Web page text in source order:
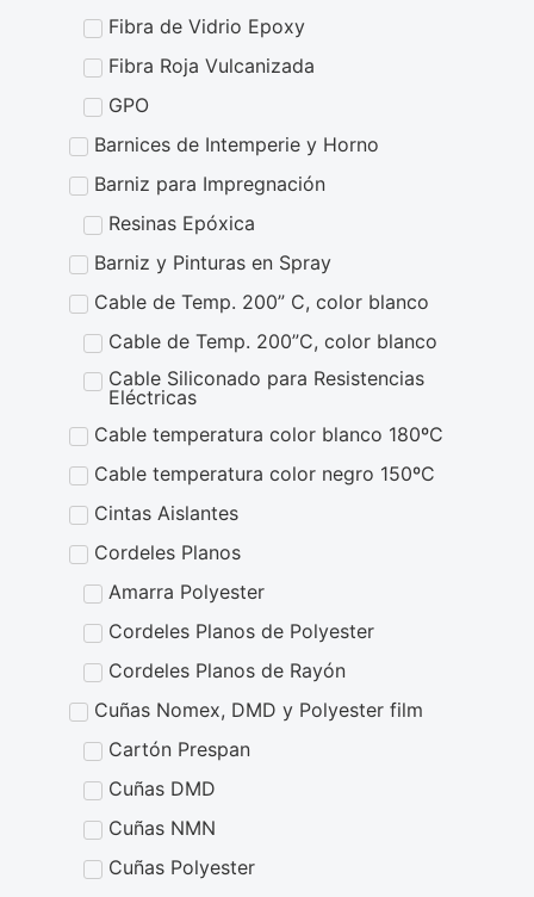
Fibra de Vidrio Epoxy
Fibra Roja Vulcanizada
GPO
Barnices de Intemperie y Horno
Barniz para Impregnación
Resinas Epóxica
Barniz y Pinturas en Spray
Cable de Temp. 200” C, color blanco
Cable de Temp. 200”C, color blanco
Cable Siliconado para Resistencias
Eléctricas
Cable temperatura color blanco 180ºC
Cable temperatura color negro 150ºC
Cintas Aislantes
Cordeles Planos
Amarra Polyester
Cordeles Planos de Polyester
Cordeles Planos de Rayón
Cuñas Nomex, DMD y Polyester film
Cartón Prespan
Cuñas DMD
Cuñas NMN
Cuñas Polyester